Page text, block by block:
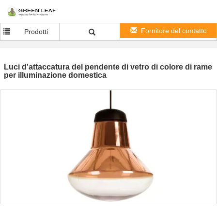
Prodotti Fornitore del contatto
Luci d'attaccatura del pendente di vetro di colore di rame
per illuminazione domestica